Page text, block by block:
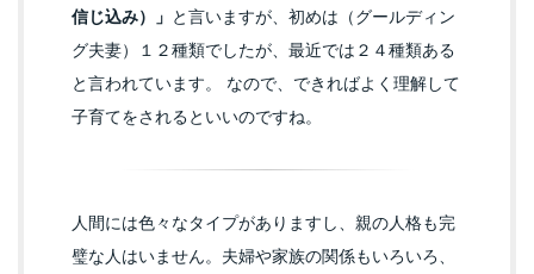
信じ込み）」 と言いますが、初めは（グールディン
グ夫妻）１２種類でしたが、最近では２４種類ある
と言われています。 なので、できればよく理解して
子育てをされるといいのですね。
人間には色々なタイプがありますし、親の人格も完
璧な人はいません。夫婦や家族の関係もいろいろ、